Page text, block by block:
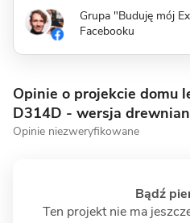
Grupa "Buduję mój
Facebooku
Opinie o projekcie domu
D314D - wersja
Opinie niezweryfikowane
Bądź
Ten projekt nie ma